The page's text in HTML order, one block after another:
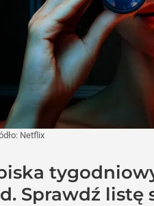
Netflix
Sprawdź listę